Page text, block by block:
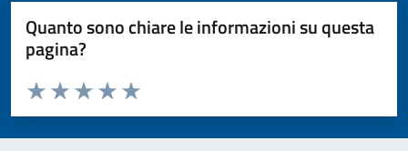
Quanto sono chiare le informazioni su questa
pagina?
Valuta da 1 a 5 stelle la pagina
Valuta 5 stelle su 5
Valuta 4 stelle su 5
Valuta 3 stelle su 5
Valuta 2 stelle su 5
Valuta 1 stelle su 5